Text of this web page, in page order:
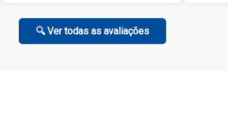
🔍 Ver todas as avaliações